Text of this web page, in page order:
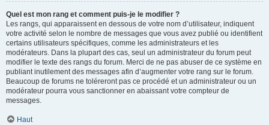
Quel est mon rang et comment puis-je le modifier ?
Les rangs, qui apparaissent en dessous de votre nom d’utilisateur, indiquent
votre activité selon le nombre de messages que vous avez publié ou identifient
certains utilisateurs spécifiques, comme les administrateurs et les
modérateurs. Dans la plupart des cas, seul un administrateur du forum peut
modifier le texte des rangs du forum. Merci de ne pas abuser de ce système en
publiant inutilement des messages afin d’augmenter votre rang sur le forum.
Beaucoup de forums ne toléreront pas ce procédé et un administrateur ou un
modérateur pourra vous sanctionner en abaissant votre compteur de
messages.
Haut